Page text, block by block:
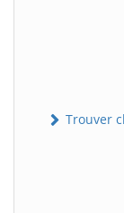
Trouver